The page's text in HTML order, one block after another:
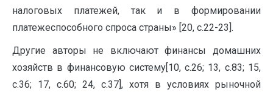
налоговых платежей, так и в формировании
платежеспособного спроса страны» [20, с.22-23].
Другие авторы не включают финансы домашних
хозяйств в финансовую систему[10, с.26; 13, с.83; 15,
с.36; 17, с.60; 24, с.37], хотя в условиях рыночной